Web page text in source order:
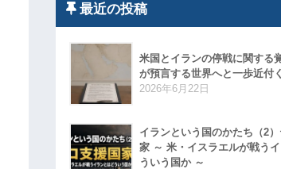
最近の投稿
米国とイランの停戦に関する
が預言する世界へと一歩近付く
2026年6月22日
イランという国のかたち（2
家 ～ 米・イスラエルが戦う
ういう国か ～